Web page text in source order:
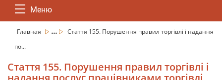
Меню
Главная ...
Стаття 155. Порушення правил торгівлі і надання
по...
Стаття 155. Порушення правил торгівлі і